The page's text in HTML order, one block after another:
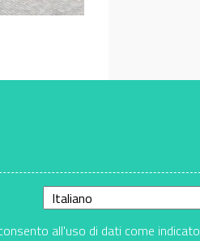
all'uso di dati come indicato